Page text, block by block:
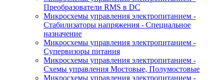
Преобразователи RMS в DC
Микросхемы управления электропитанием -
Стабилизаторы напряжения - Специальное
назначение
Микросхемы управления электропитанием -
Супервизоры питания
Микросхемы управления электропитанием -
Схемы управления Мостовые, Полумостовые
Микросхемы управления электропитанием -